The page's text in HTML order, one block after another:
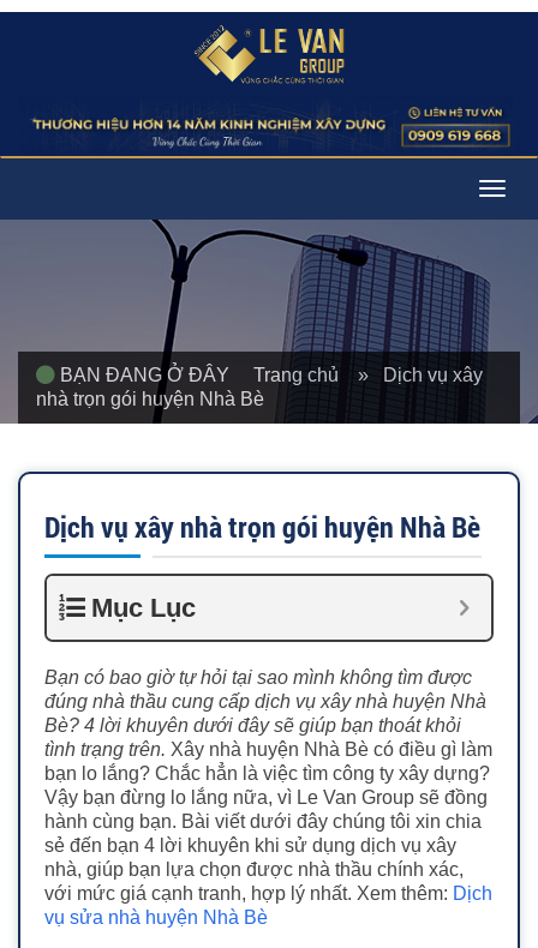
BẠN ĐANG Ở ĐÂY Trang chủ » Dịch vụ xây
nhà trọn gói huyện Nhà Bè
Dịch vụ xây nhà trọn gói huyện Nhà Bè
Mục Lục
Bạn có bao giờ tự hỏi tại sao mình không tìm được
đúng nhà thầu cung cấp dịch vụ xây nhà huyện Nhà
Bè? 4 lời khuyên dưới đây sẽ giúp bạn thoát khỏi
tình trạng trên. Xây nhà huyện Nhà Bè có điều gì làm
bạn lo lắng? Chắc hẳn là việc tìm công ty xây dựng?
Vậy bạn đừng lo lắng nữa, vì Le Van Group sẽ đồng
hành cùng bạn. Bài viết dưới đây chúng tôi xin chia
sẻ đến bạn 4 lời khuyên khi sử dụng dịch vụ xây
nhà, giúp bạn lựa chọn được nhà thầu chính xác,
với mức giá cạnh tranh, hợp lý nhất. Xem thêm: Dịch
vụ sửa nhà huyện Nhà Bè